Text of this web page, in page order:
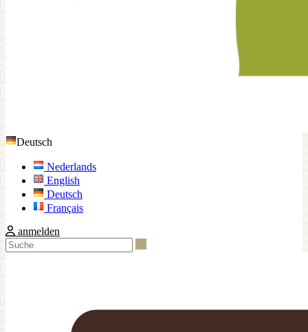
Deutsch
Nederlands
English
Deutsch
Français
anmelden